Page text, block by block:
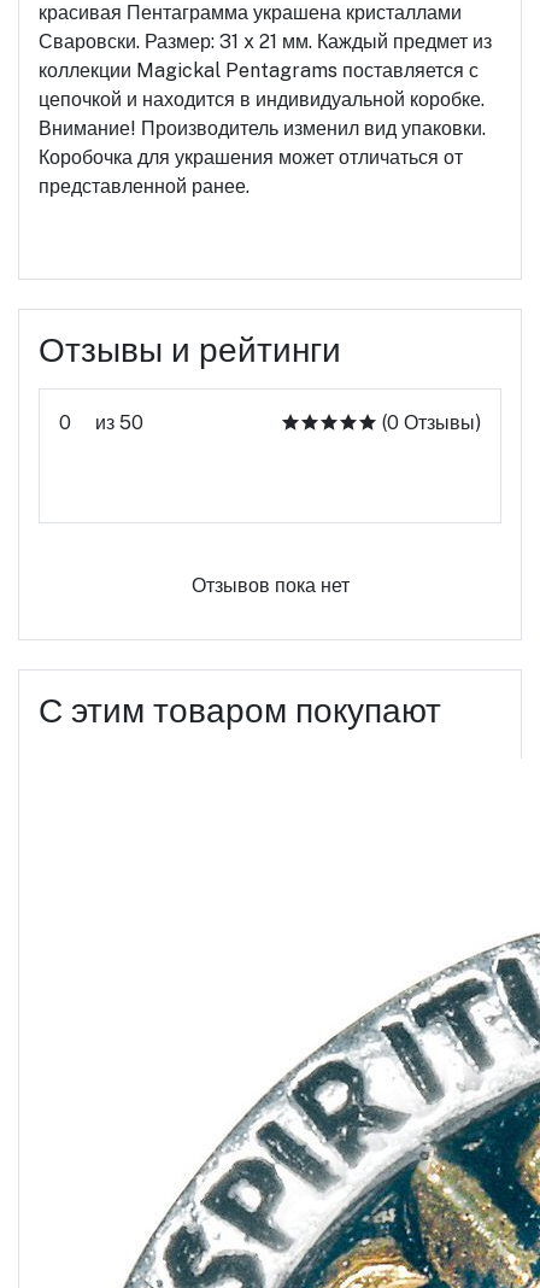
красивая Пентаграмма украшена кристаллами
Сваровски. Размер: 31 x 21 мм. Каждый предмет из
коллекции Magickal Pentagrams поставляется с
цепочкой и находится в индивидуальной коробке.
Внимание! Производитель изменил вид упаковки.
Коробочка для украшения может отличаться от
представленной ранее.
Отзывы и рейтинги
0 из 50 (0 Отзывы)
Отзывов пока нет
С этим товаром покупают